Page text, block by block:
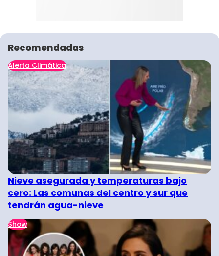
Recomendadas
Alerta Climática
Nieve asegurada y temperaturas bajo
cero: Las comunas del centro y sur que
tendrán agua-nieve
Show